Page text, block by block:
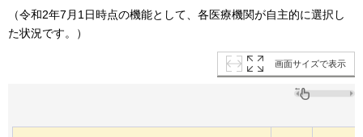
（令和2年7月1日時点の機能として、各医療機関が自主的に選択し
た状況です。）
画面サイズで表示